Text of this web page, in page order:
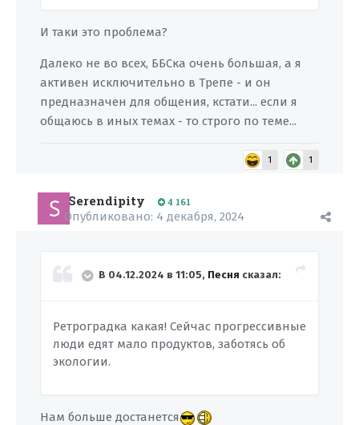
И таки это проблема?
Далеко не во всех, ББСка очень большая, а я
активен исключительно в Трепе - и он
предназначен для общения, кстати... если я
общаюсь в иных темах - то строго по теме...
1 1
Serendipity 4 161
Опубликовано: 4 декабря, 2024
В 04.12.2024 в 11:05, Песня сказал:
Ретроградка какая! Сейчас прогрессивные
люди едят мало продуктов, заботясь об
экологии.
Нам больше достанется